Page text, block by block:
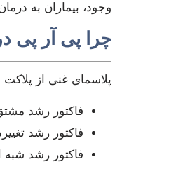
وجود، بیماران به
چرا پی آر پی
پلاسمای غنی از پلاکت
فاکتور رشد
فاکتور رشد
فاکتور رشد شبه